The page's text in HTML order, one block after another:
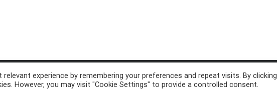
reserved. Thema:Cenoteby ThemeGrill. Aangedreven door WordPress.
experience by remembering your preferences and repeat visits. By clicking
However, you may visit "Cookie Settings" to provide a controlled consent.